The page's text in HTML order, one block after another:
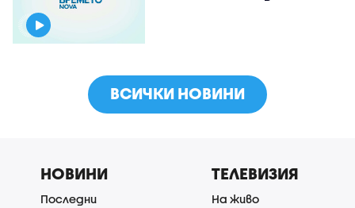
ВСИЧКИ НОВИНИ
НОВИНИ
Последни
ТЕЛЕВИЗИЯ
На живо